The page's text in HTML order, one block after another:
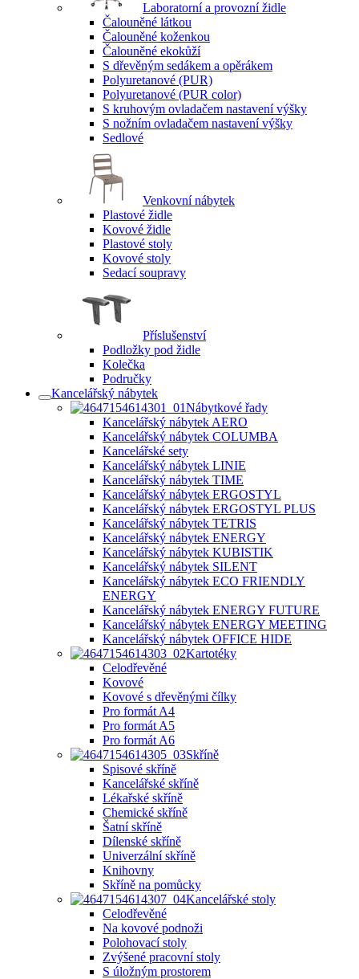
Laboratorní a provozní židle
Čalouněné látkou
Čalouněné koženkou
Čalouněné ekokůží
S dřevěným sedákem a opěrákem
Polyuretanové (PUR)
Polyuretanové (PUR color)
S kruhovým ovladačem nastavení výšky
S nožním ovladačem nastavení výšky
Sedlové
Venkovní nábytek
Plastové židle
Kovové židle
Plastové stoly
Kovové stoly
Sedací soupravy
Příslušenství
Podložky pod židle
Kolečka
Područky
Kancelářský nábytek
Nábytkové řady
Kancelářský nábytek AERO
Kancelářský nábytek COLUMBA
Kancelářské sety
Kancelářský nábytek LINIE
Kancelářský nábytek TIME
Kancelářský nábytek ERGOSTYL
Kancelářský nábytek ERGOSTYL PLUS
Kancelářský nábytek TETRIS
Kancelářský nábytek ENERGY
Kancelářský nábytek KUBISTIK
Kancelářský nábytek SILENT
Kancelářský nábytek ECO FRIENDLY
ENERGY
Kancelářský nábytek ENERGY FUTURE
Kancelářský nábytek ENERGY MEETING
Kancelářský nábytek OFFICE HIDE
Kartotéky
Celodřevěné
Kovové
Kovové s dřevěnými čílky
Pro formát A4
Pro formát A5
Pro formát A6
Skříně
Spisové skříně
Kancelářské skříně
Lékařské skříně
Chemické skříně
Šatní skříně
Dílenské skříně
Univerzální skříně
Knihovny
Skříně na pomůcky
Kancelářské stoly
Celodřevěné
Na kovové podnoži
Polohovací stoly
Zvýšené pracovní stoly
S úložným prostorem